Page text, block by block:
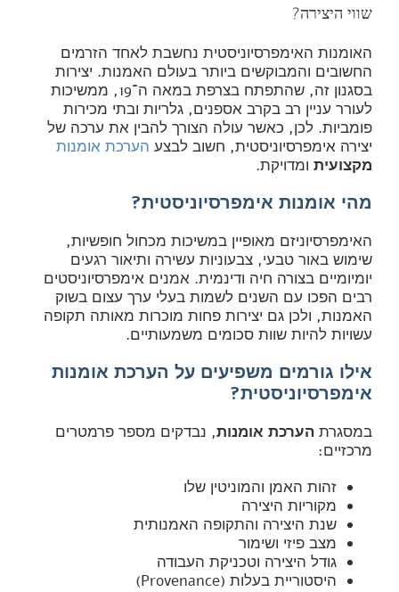
שווי היצירה?
האומנות האימפרסיוניסטית נחשבת לאחד הזרמים
החשובים והמבוקשים ביותר בעולם האמנות. יצירות
בסגנון זה, שהתפתח בצרפת במאה ה־19, ממשיכות
לעורר עניין רב בקרב אספנים, גלריות ובתי מכירות
פומביות. לכן, כאשר עולה הצורך להבין את ערכה של
יצירה אימפרסיוניסטית, חשוב לבצע הערכת אומנות
מקצועית ומדויקת.
מהי אומנות אימפרסיוניסטית?
האימפרסיוניזם מאופיין במשיכות מכחול חופשיות,
שימוש באור טבעי, צבעוניות עשירה ותיאור רגעים
יומיומיים בצורה חיה ודינמית. אמנים אימפרסיוניסטים
רבים הפכו עם השנים לשמות בעלי ערך עצום בשוק
האמנות, ולכן גם יצירות פחות מוכרות מאותה תקופה
עשויות להיות שוות סכומים משמעותיים.
אילו גורמים משפיעים על הערכת אומנות
אימפרסיוניסטית?
במסגרת הערכת אומנות, נבדקים מספר פרמטרים
מרכזיים:
זהות האמן והמוניטין שלו
מקוריות היצירה
שנת היצירה והתקופה האמנותית
מצב פיזי ושימור
גודל היצירה וטכניקת העבודה
היסטוריית בעלות (Provenance)